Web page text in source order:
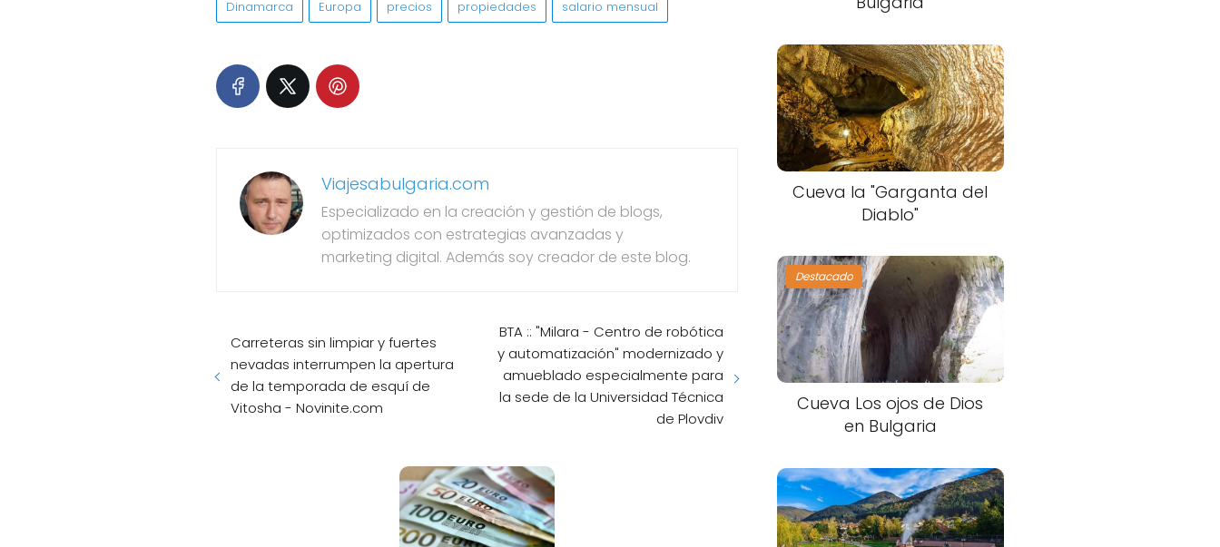
gente necesita 71 veces el salario medio para poseer una
propiedad de 100 metros cuadrados. Estados Unidos ocupa el
segundo lugar en este ranking. Sin embargo, los precios de las
Cueva la "Garganta del
Diablo"
Destacado
Cueva Los ojos de Dios
en Bulgaria